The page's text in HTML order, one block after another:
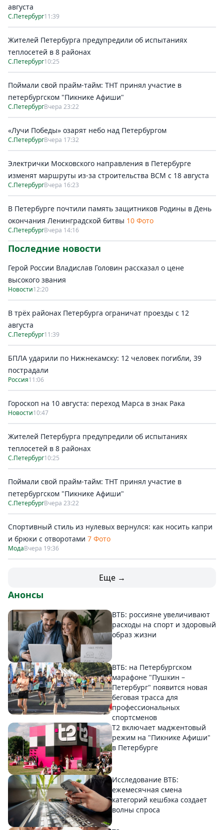
августа
С.Петербург11:39
Жителей Петербурга предупредили об испытаниях
теплосетей в 8 районах
С.Петербург10:25
Поймали свой прайм-тайм: ТНТ принял участие в
петербургском "Пикнике Афиши"
С.ПетербургВчера 23:22
«Лучи Победы» озарят небо над Петербургом
С.ПетербургВчера 17:32
Электрички Московского направления в Петербурге
изменят маршруты из-за строительства ВСМ с 18 августа
С.ПетербургВчера 16:23
В Петербурге почтили память защитников Родины в День
окончания Ленинградской битвы 10 Фото
С.ПетербургВчера 14:16
Последние новости
Герой России Владислав Головин рассказал о цене
высокого звания
Новости12:20
В трёх районах Петербурга ограничат проезды с 12
августа
С.Петербург11:39
БПЛА ударили по Нижнекамску: 12 человек погибли, 39
пострадали
Россия11:06
Гороскоп на 10 августа: переход Марса в знак Рака
Новости10:47
Жителей Петербурга предупредили об испытаниях
теплосетей в 8 районах
С.Петербург10:25
Поймали свой прайм-тайм: ТНТ принял участие в
петербургском "Пикнике Афиши"
С.ПетербургВчера 23:22
Спортивный стиль из нулевых вернулся: как носить капри
и брюки с отворотами 7 Фото
МодаВчера 19:36
Еще →
Анонсы
ВТБ: россияне увеличивают
расходы на спорт и здоровый
образ жизни
ВТБ: на Петербургском
марафоне "Пушкин –
Петербург" появится новая
беговая трасса для
профессиональных
спортсменов
Т2 включает маджентовый
режим на "Пикнике Афиши"
в Петербурге
Исследование ВТБ:
ежемесячная смена
категорий кешбэка создает
волны спроса